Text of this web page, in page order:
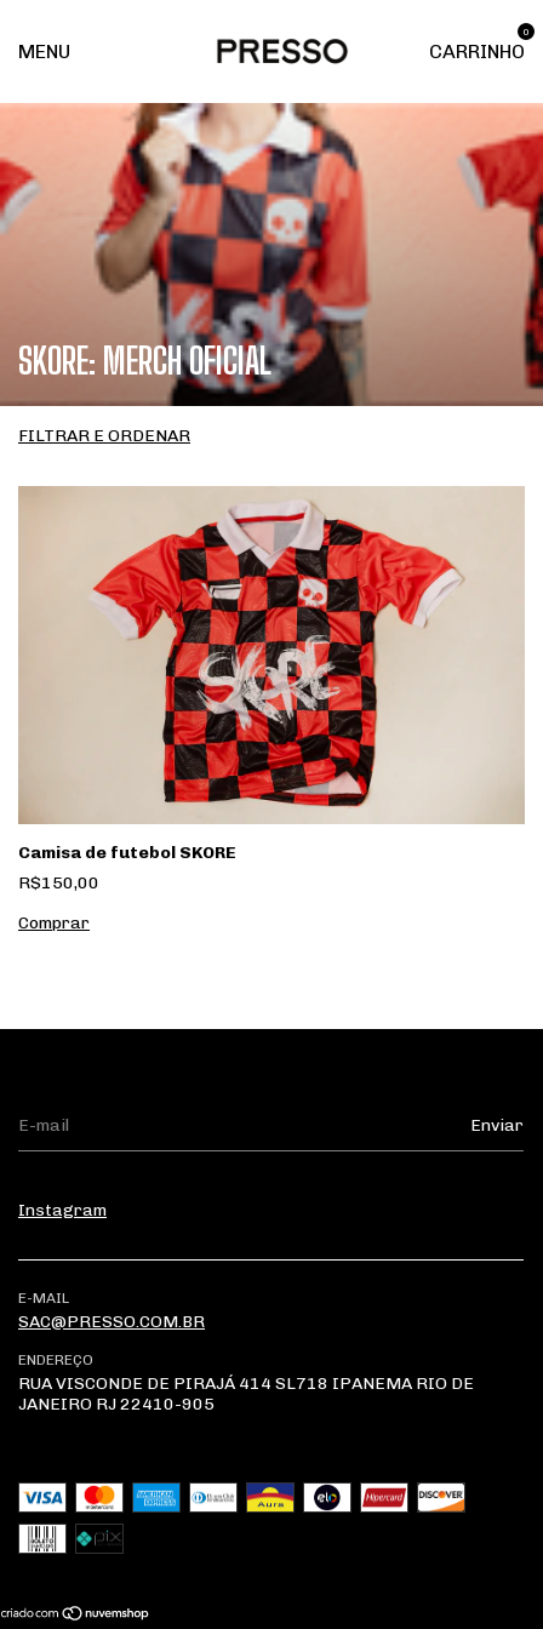
MENU CARRINHO
0
SKORE: MERCH OFICIAL
FILTRAR E ORDENAR
Camisa de futebol SKORE
R$150,00
Comprar
Instagram
E-MAIL
SAC@PRESSO.COM.BR
ENDEREÇO
RUA VISCONDE DE PIRAJÁ 414 SL718 IPANEMA RIO DE
JANEIRO RJ 22410-905